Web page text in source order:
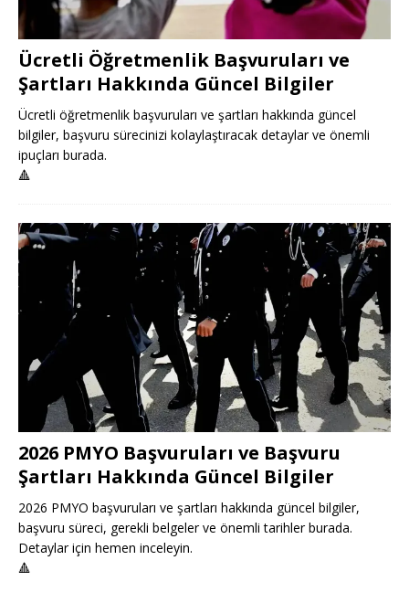
Ücretli Öğretmenlik Başvuruları ve
Şartları Hakkında Güncel Bilgiler
Ücretli öğretmenlik başvuruları ve şartları hakkında güncel
bilgiler, başvuru sürecinizi kolaylaştıracak detaylar ve önemli
ipuçları burada.
🔺
2026 PMYO Başvuruları ve Başvuru
Şartları Hakkında Güncel Bilgiler
2026 PMYO başvuruları ve şartları hakkında güncel bilgiler,
başvuru süreci, gerekli belgeler ve önemli tarihler burada.
Detaylar için hemen inceleyin.
🔺